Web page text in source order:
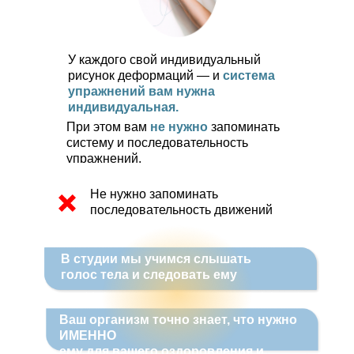
У каждого свой индивидуальный
рисунок деформаций — и система
упражнений вам нужна
индивидуальная.
При этом вам не нужно запоминать
систему и последовательность
упражнений.
Не нужно запоминать
последовательность движений
В студии мы учимся слышать
голос тела и следовать ему
Ваш организм точно знает, что нужно
ИМЕННО
ему для вашего оздоровления и